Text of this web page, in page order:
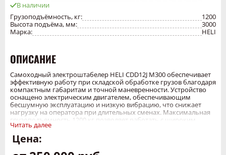
В наличии
Грузоподъёмность, кг:
1200
Высота подъёма, мм:
3000
Марка:
HELI
ОПИСАНИЕ
Самоходный электроштабелер HELI CDD12J M300 обеспечивает
эффективную работу при складской обработке грузов благодаря
компактным габаритам и точной маневренности. Устройство
оснащено электрическим двигателем, обеспечивающим
бесшумную эксплуатацию и низкую вибрацию, что снижает
нагрузку на оператора при длительных сменах. Максимальная
грузоподъемность 1200 кг позволяет работать с широким
спектром паллетных грузов, а высота подъема 3000 мм
обеспечивает доступ к верхним уровням стеллажей.
Эргономичная кабина с регулируемым сиденьем и
интуитивной панелью управления повышает удобство
Читать далее
Цена: